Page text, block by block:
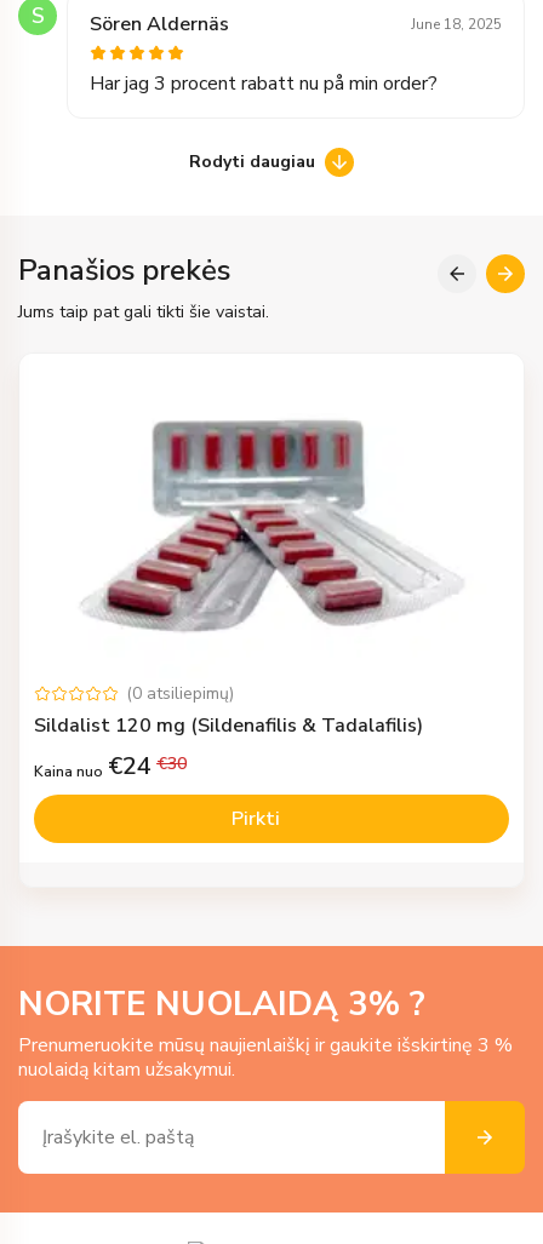
S Sören Aldernäs June 18, 2025
Har jag 3 procent rabatt nu på min order?
Rodyti daugiau
Panašios prekės
Jums taip pat gali tikti šie vaistai.
(0 atsiliepimų)
Sildalist 120 mg (Sildenafilis & Tadalafilis)
Kaina nuo €24 €30
Pirkti
NORITE NUOLAIDĄ 3% ?
Prenumeruokite mūsų naujienlaiškį ir gaukite išskirtinę 3 %
nuolaidą kitam užsakymui.